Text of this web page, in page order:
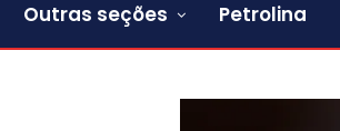
Outras seções Petrolina